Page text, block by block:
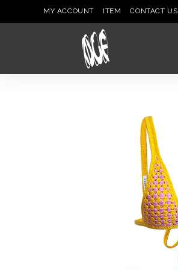
MY ACCOUNT ITEM CONTACT US